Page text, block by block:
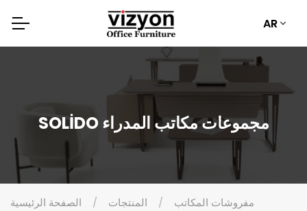
AR
SOLİDO مجموعات مكاتب المدراء
الصفحة الرئيسية المنتجات
مفروشات المكاتب